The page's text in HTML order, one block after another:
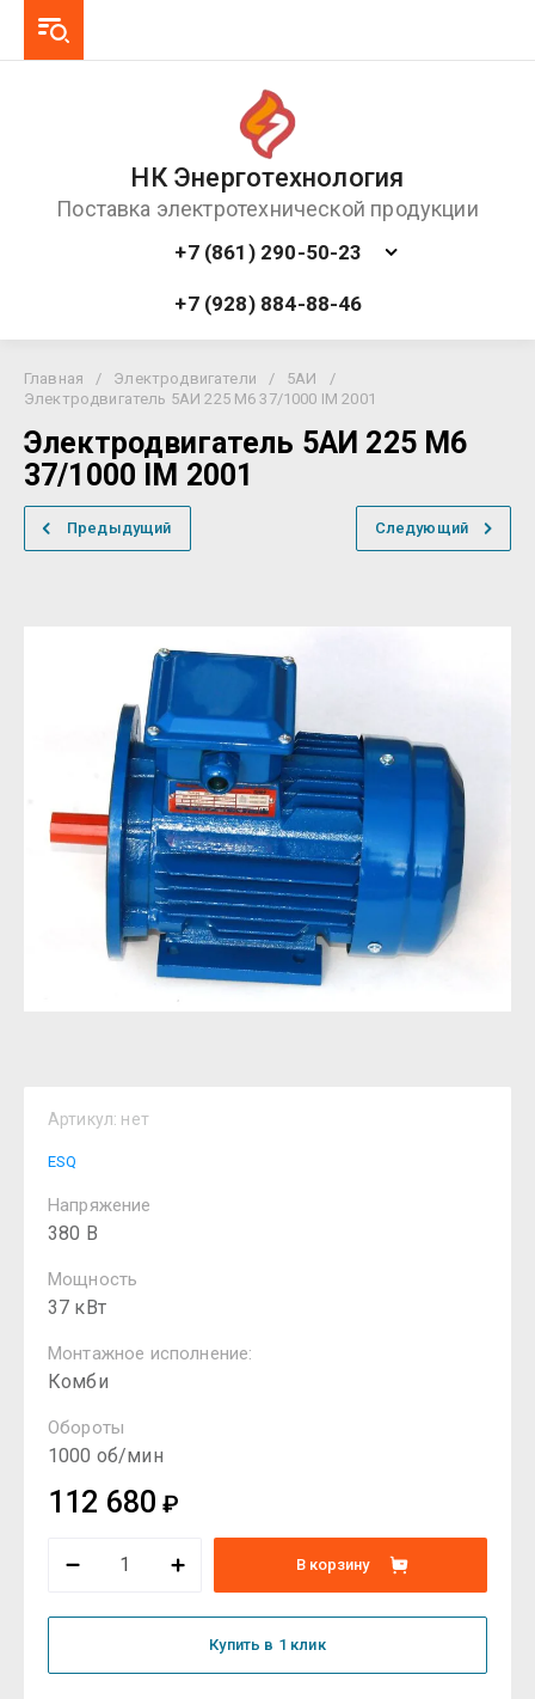
НК Энерготехнология
Поставка электротехнической продукции
+7 (861) 290-50-23
+7 (928) 884-88-46
Главная / Электродвигатели / 5АИ
/
Электродвигатель 5АИ 225 М6 37/1000 IM 2001
Электродвигатель 5АИ 225 М6
37/1000 IM 2001
Предыдущий Следующий
Артикул: нет
ESQ
Напряжение
380 В
Мощность
37 кВт
Монтажное исполнение:
Комби
Обороты
1000 об/мин
112 680 ₽
В корзину
Купить в 1 клик